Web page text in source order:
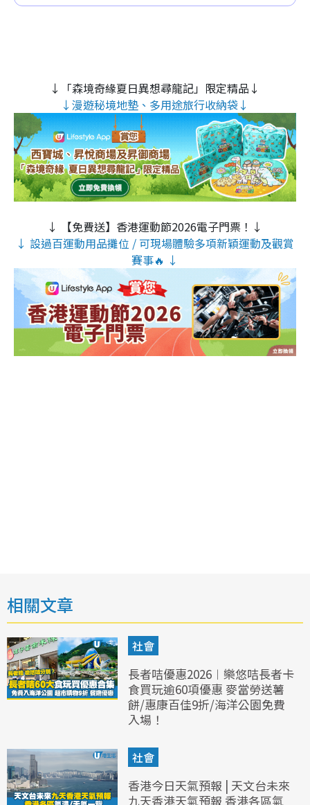
↓「森境奇緣夏日異想尋龍記」限定精品↓
↓漫遊秘境地墊、多用途旅行收納袋↓
↓ 【免費送】香港運動節2026電子門票！↓
↓ 設過百運動用品攤位 / 可現場體驗多項新穎運動及觀賞
賽事🔥 ↓
相關文章
社會
長者咭優惠2026︱樂悠咭長者卡
食買玩逾60項優惠 麥當勞送薯
餅/惠康百佳9折/海洋公園免費
入場！
社會
香港今日天氣預報 | 天文台未來
九天香港天氣預報 香港各區氣